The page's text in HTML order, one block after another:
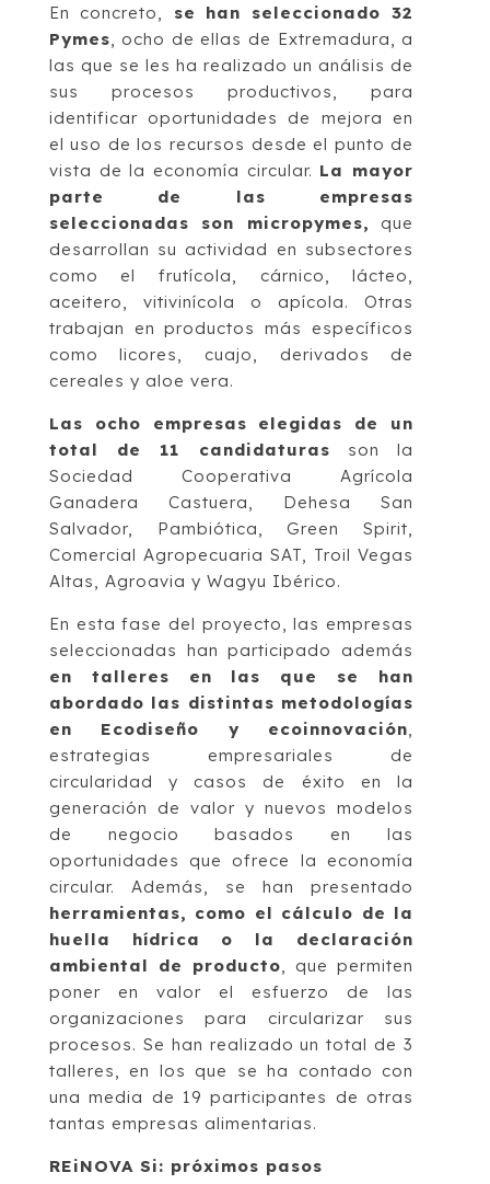
En concreto,
se han seleccionado 32
Pymes , ocho de ellas de Extremadura, a
las que se les ha realizado un análisis de
sus procesos productivos, para
identificar oportunidades de mejora en
el uso de los recursos desde el punto de
vista de la economía circular. La mayor
parte de las empresas
seleccionadas son micropymes, que
desarrollan su actividad en subsectores
como el frutícola, cárnico, lácteo,
aceitero, vitivinícola o apícola. Otras
trabajan en productos más específicos
como licores, cuajo, derivados de
cereales y aloe vera.
Las ocho empresas elegidas de un
total de 11 candidaturas son la
Sociedad Cooperativa Agrícola
Ganadera Castuera, Dehesa San
Salvador, Pambiótica, Green Spirit,
Comercial Agropecuaria SAT, Troil Vegas
Altas, Agroavia y Wagyu Ibérico.
En esta fase del proyecto, las empresas
seleccionadas han participado además
en talleres en las que se han
abordado las distintas metodologías
en Ecodiseño y ecoinnovación
estrategias empresariales de
circularidad y casos de éxito en la
generación de valor y nuevos modelos
de negocio basados en las
oportunidades que ofrece la economía
circular. Además, se han presentado
herramientas, como el cálculo de la
huella hídrica o la declaración
ambiental de producto , que permiten
poner en valor el esfuerzo de las
organizaciones para circularizar sus
procesos. Se han realizado un total de 3
talleres, en los que se ha contado con
una media de 19 participantes de otras
tantas empresas alimentarias.
REiNOVA Si: próximos pasos